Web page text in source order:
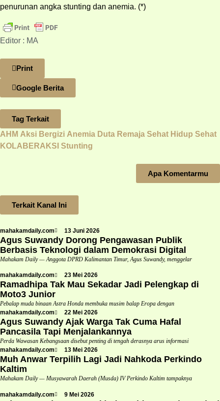
penurunan angka stunting dan anemia. (*)
Editor : MA
Print
Google Berita
Tag Terkait
AHM Aksi Bergizi Anemia Duta Remaja Sehat Hidup Sehat
KOLABERAKSI Stunting
Apa Komentarmu
Terkait Kanal Ini
mahakamdaily.com 13 Juni 2026
Agus Suwandy Dorong Pengawasan Publik
Berbasis Teknologi dalam Demokrasi Digital
Mahakam Daily — Anggota DPRD Kalimantan Timur, Agus Suwandy, menggelar
mahakamdaily.com 23 Mei 2026
Ramadhipa Tak Mau Sekadar Jadi Pelengkap di
Moto3 Junior
Pebalap muda binaan Astra Honda membuka musim balap Eropa dengan
mahakamdaily.com
22 Mei 2026
Agus Suwandy Ajak Warga Tak Cuma Hafal
Pancasila Tapi Menjalankannya
Perda Wawasan Kebangsaan disebut penting di tengah derasnya arus informasi
mahakamdaily.com
13 Mei 2026
Muh Anwar Terpilih Lagi Jadi Nahkoda Perkindo
Kaltim
Mahakam Daily — Musyawarah Daerah (Musda) IV Perkindo Kaltim tampaknya
mahakamdaily.com 9 Mei 2026